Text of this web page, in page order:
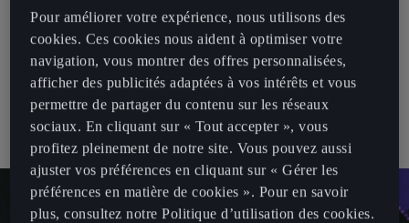
Le système Plug & Charge CUPRA utilise une technologie avancée
pour rendre le processus de charge plus intuitif. Lorsque vous
arrivez à une station de recharge, il vous suffit de relier votre
véhicule électrique à la borne de recharge. Le véhicule
communique directement avec l’infrastructure de recharge à l’aide
de signatures numériques et de protocoles sécurisés, ce qui lance
automatiquement la session de recharge.
Pour améliorer votre expérience, nous utilisons des
cookies. Ces cookies nous aident à optimiser votre
navigation, vous montrer des offres personnalisées,
afficher des publicités adaptées à vos intérêts et vous
permettre de partager du contenu sur les réseaux
sociaux. En cliquant sur « Tout accepter », vous
profitez pleinement de notre site. Vous pouvez aussi
ajuster vos préférences en cliquant sur « Gérer les
préférences en matière de cookies ». Pour en savoir
plus, consultez notre Politique d’utilisation des cookies.